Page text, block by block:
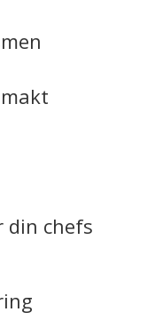
din chefs